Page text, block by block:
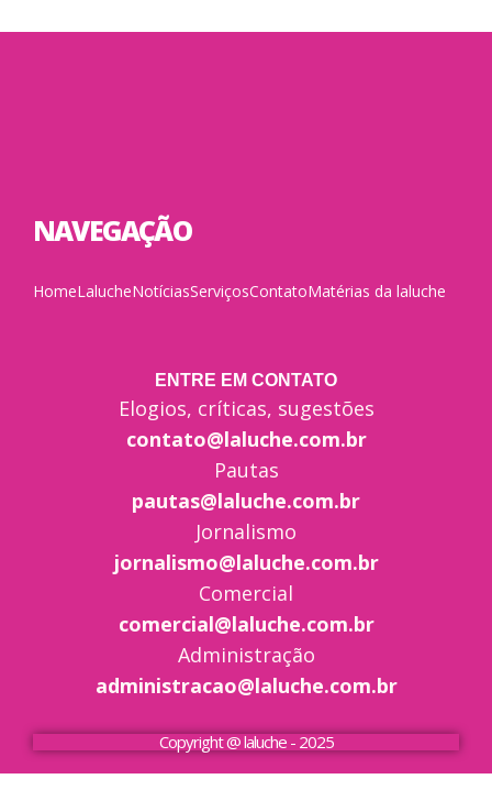
NAVEGAÇÃO
HomeLalucheNotíciasServiçosContatoMatérias da laluche
ENTRE EM CONTATO
Elogios, críticas, sugestões
contato@laluche.com.br
Pautas
pautas@laluche.com.br
Jornalismo
jornalismo@laluche.com.br
Comercial
comercial@laluche.com.br
Administração
administracao@laluche.com.br
Copyright @ laluche - 2025